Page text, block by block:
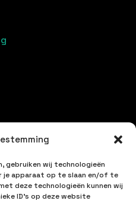
gebruiken wij technologieën
je apparaat op te slaan en/of te
deze technologieën kunnen wij
ID's op deze website